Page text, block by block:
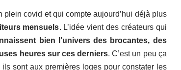
plein covid et qui compte aujourd’hui déjà plus
mensuels. L’idée vient des créateurs qui
bien l’univers des brocantes, des
heures sur ces derniers. C’est un peu ça
sont aux premières loges pour constater les